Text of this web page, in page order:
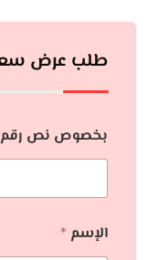
طلب عرض
بخصوص نص رقم
الإسم *